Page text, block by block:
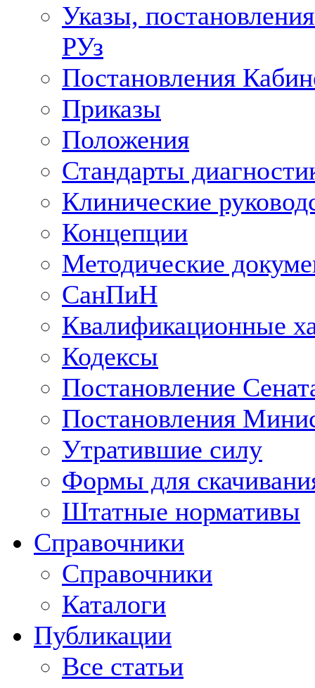
Указы,
РУз
Постановления
Приказы
Положения
Стандарты
Клинические
Концепции
Методические
СанПиН
Квалификационные
Кодексы
Постановление
Постановления
Утратившие силу
Формы для
Штатные нормативы
Справочники
Справочники
Каталоги
Публикации
Все статьи